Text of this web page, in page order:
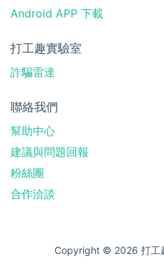
Android APP 下載
打工趣實驗室
詐騙雷達
聯絡我們
幫助中心
建議與問題回報
粉絲團
合作洽談
Copyright © 2026 打工